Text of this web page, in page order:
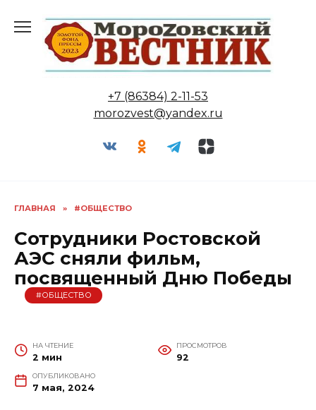
содержанию
+7 (86384) 2-11-53
morozvest@yandex.ru
ГЛАВНАЯ » #ОБЩЕСТВО
Сотрудники Ростовской
АЭС сняли фильм,
посвященный Дню Победы
#ОБЩЕСТВО
НА ЧТЕНИЕ
2 мин
ПРОСМОТРОВ
92
ОПУБЛИКОВАНО
7 мая, 2024